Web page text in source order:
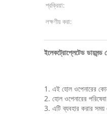
প্রক্রিয়া:
লক্ষণীয় করা:
ইলেকট্রোপ্লেটেড ডায়মন্ড
1. এই হোল ওপেনারের কোন
2. হোল ওপেনারের
3. এটি ব্যবহার করার